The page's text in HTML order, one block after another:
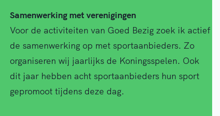
Samenwerking met verenigingen
Voor de activiteiten van Goed Bezig zoek ik actief
de samenwerking op met sportaanbieders. Zo
organiseren wij jaarlijks de Koningsspelen. Ook
dit jaar hebben acht sportaanbieders hun sport
gepromoot tijdens deze dag.